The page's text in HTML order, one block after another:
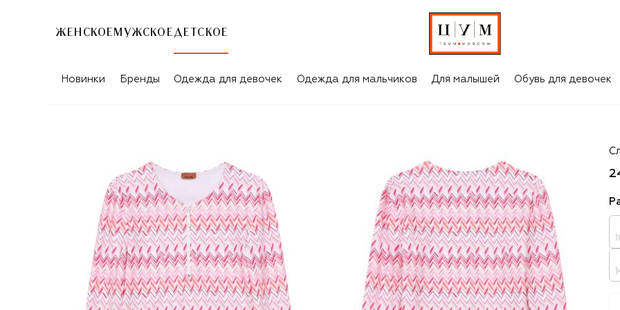
ЖЕНСКОЕ МУЖСКОЕ ДЕТСКОЕ
Новинки Бренды Одежда для девочек Одежда для мальчиков Для малышей Обувь для девочек